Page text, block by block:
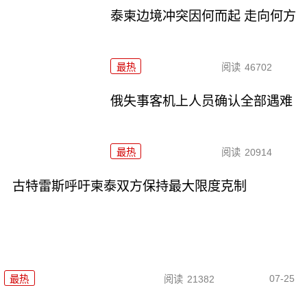
泰柬边境冲突因何而起 走向何方
最热 阅读 46702
俄失事客机上人员确认全部遇难
最热 阅读 20914
古特雷斯呼吁柬泰双方保持最大限度克制
最热 阅读 21382 07-25